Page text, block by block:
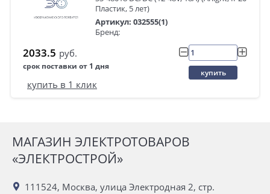
Пластик, 5 лет)
Артикул: 032555(1)
Бренд:
2033.5 руб.
срок поставки от 1 дня
купить
купить в 1 клик
МАГАЗИН ЭЛЕКТРОТОВАРОВ
«ЭЛЕКТРОСТРОЙ»
111524, Москва, улица Электродная 2, стр.